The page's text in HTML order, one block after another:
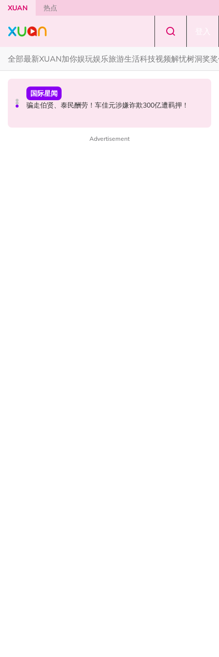
Skip to main content
XUAN 热点
登入
全部最新XUAN加你娱玩娱乐旅游生活科技视频解忧树洞奖
本地星闻
张孝全、贾静雯现身吉隆坡金三角！路透图曝光
节庆
知多点｜农历七月鬼门开！ 2026年4大生肖最容易招阴
国际星闻
骗走伯贤、泰民酬劳！车佳元涉嫌诈欺300亿遭羁押！
Advertisement